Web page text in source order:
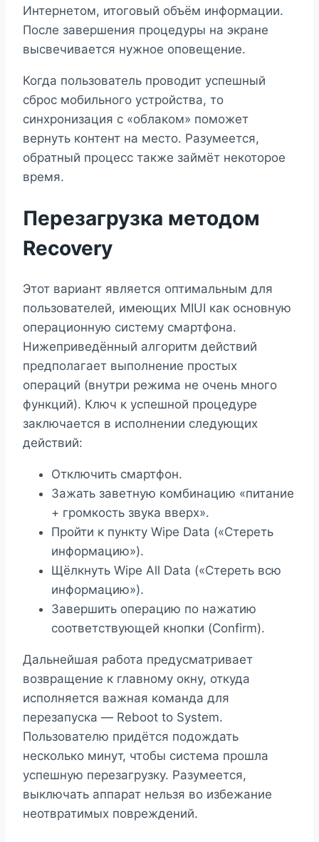
Интернетом, итоговый объём информации.
После завершения процедуры на экране
высвечивается нужное оповещение.
Когда пользователь проводит успешный
сброс мобильного устройства, то
синхронизация с «облаком» поможет
вернуть контент на место. Разумеется,
обратный процесс также займёт некоторое
время.
Перезагрузка методом
Recovery
Этот вариант является оптимальным для
пользователей, имеющих MIUI как основную
операционную систему смартфона.
Нижеприведённый алгоритм действий
предполагает выполнение простых
операций (внутри режима не очень много
функций). Ключ к успешной процедуре
заключается в исполнении следующих
действий:
Отключить смартфон.
Зажать заветную комбинацию «питание
+ громкость звука вверх».
Пройти к пункту Wipe Data («Стереть
информацию»).
Щёлкнуть Wipe All Data («Стереть всю
информацию»).
Завершить операцию по нажатию
соответствующей кнопки (Confirm).
Дальнейшая работа предусматривает
возвращение к главному окну, откуда
исполняется важная команда для
перезапуска — Reboot to System.
Пользователю придётся подождать
несколько минут, чтобы система прошла
успешную перезагрузку. Разумеется,
выключать аппарат нельзя во избежание
неотвратимых повреждений.